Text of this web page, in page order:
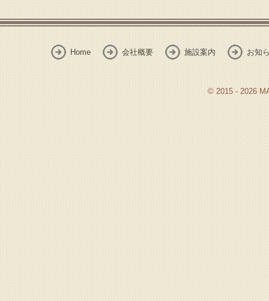
Home 会社概要 施設案内 お知
© 2015 - 2026